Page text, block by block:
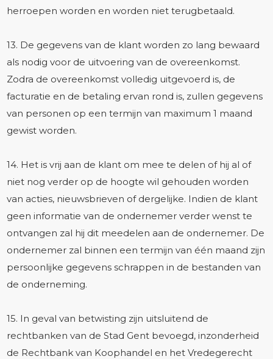
herroepen worden en worden niet terugbetaald.
13. De gegevens van de klant worden zo lang bewaard
als nodig voor de uitvoering van de overeenkomst.
Zodra de overeenkomst volledig uitgevoerd is, de
facturatie en de betaling ervan rond is, zullen gegevens
van personen op een termijn van maximum 1 maand
gewist worden.
14. Het is vrij aan de klant om mee te delen of hij al of
niet nog verder op de hoogte wil gehouden worden
van acties, nieuwsbrieven of dergelijke. Indien de klant
geen informatie van de ondernemer verder wenst te
ontvangen zal hij dit meedelen aan de ondernemer. De
ondernemer zal binnen een termijn van één maand zijn
persoonlijke gegevens schrappen in de bestanden van
de onderneming.
15. In geval van betwisting zijn uitsluitend de
rechtbanken van de Stad Gent bevoegd, inzonderheid
de Rechtbank van Koophandel en het Vredegerecht